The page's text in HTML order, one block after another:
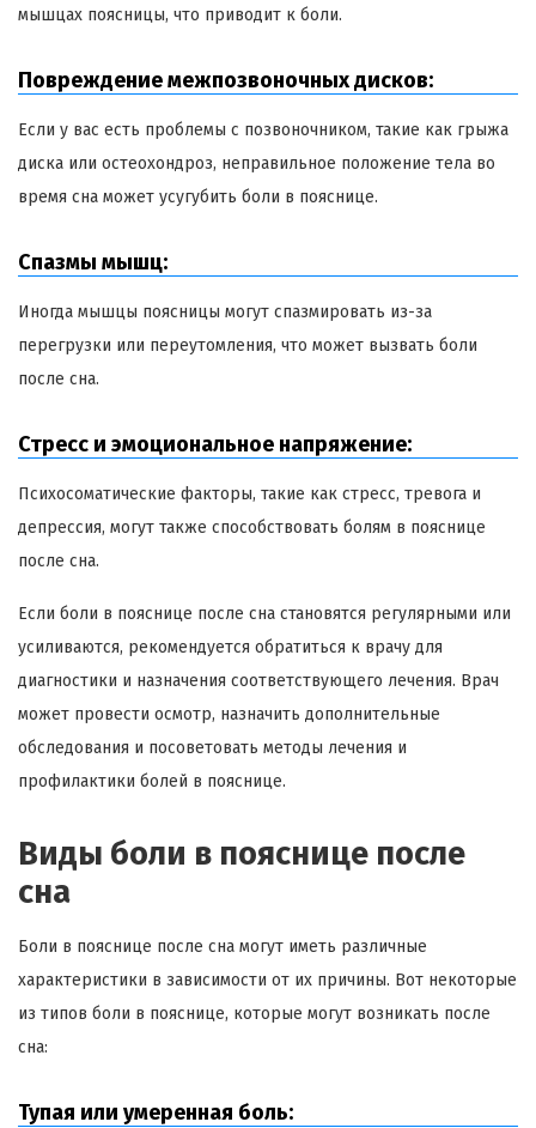
мышцах поясницы, что приводит к боли.
Повреждение межпозвоночных дисков:
Если у вас есть проблемы с позвоночником, такие как грыжа
диска или остеохондроз, неправильное положение тела во
время сна может усугубить боли в пояснице.
Спазмы мышц:
Иногда мышцы поясницы могут спазмировать из-за
перегрузки или переутомления, что может вызвать боли
после сна.
Стресс и эмоциональное напряжение:
Психосоматические факторы, такие как стресс, тревога и
депрессия, могут также способствовать болям в пояснице
после сна.
Если боли в пояснице после сна становятся регулярными или
усиливаются, рекомендуется обратиться к врачу для
диагностики и назначения соответствующего лечения. Врач
может провести осмотр, назначить дополнительные
обследования и посоветовать методы лечения и
профилактики болей в пояснице.
Виды боли в пояснице после
сна
Боли в пояснице после сна могут иметь различные
характеристики в зависимости от их причины. Вот некоторые
из типов боли в пояснице, которые могут возникать после
сна:
Тупая или умеренная боль: